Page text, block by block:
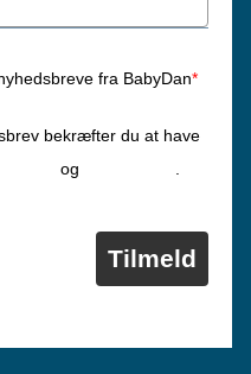
fra BabyDan*
bekræfter du at have
og
Tilmeld